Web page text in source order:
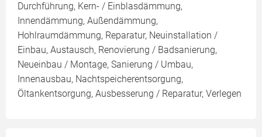
Durchführung, Kern- / Einblasdämmung,
Innendämmung, Außendämmung,
Hohlraumdämmung, Reparatur, Neuinstallation /
Einbau, Austausch, Renovierung / Badsanierung,
Neueinbau / Montage, Sanierung / Umbau,
Innenausbau, Nachtspeicherentsorgung,
Öltankentsorgung, Ausbesserung / Reparatur, Verlegen